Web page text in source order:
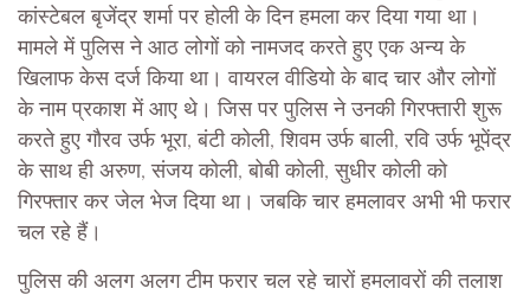
कांस्टेबल बृजेंद्र शर्मा पर होली के दिन हमला कर दिया गया था।
मामले में पुलिस ने आठ लोगों को नामजद करते हुए एक अन्य के
खिलाफ केस दर्ज किया था। वायरल वीडियो के बाद चार और लोगों
के नाम प्रकाश में आए थे। जिस पर पुलिस ने उनकी गिरफ्तारी शुरू
करते हुए गौरव उर्फ भूरा, बंटी कोली, शिवम उर्फ बाली, रवि उर्फ भूपेंद्र
के साथ ही अरुण, संजय कोली, बोबी कोली, सुधीर कोली को
गिरफ्तार कर जेल भेज दिया था। जबकि चार हमलावर अभी भी फरार
चल रहे हैं।
पुलिस की अलग अलग टीम फरार चल रहे चारों हमलावरों की तलाश